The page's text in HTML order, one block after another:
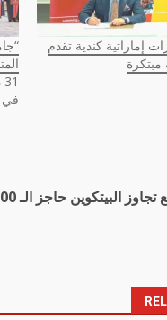
إماراتية كندية تقدم
مبتكرة
31 ديسمبر، 2020
في